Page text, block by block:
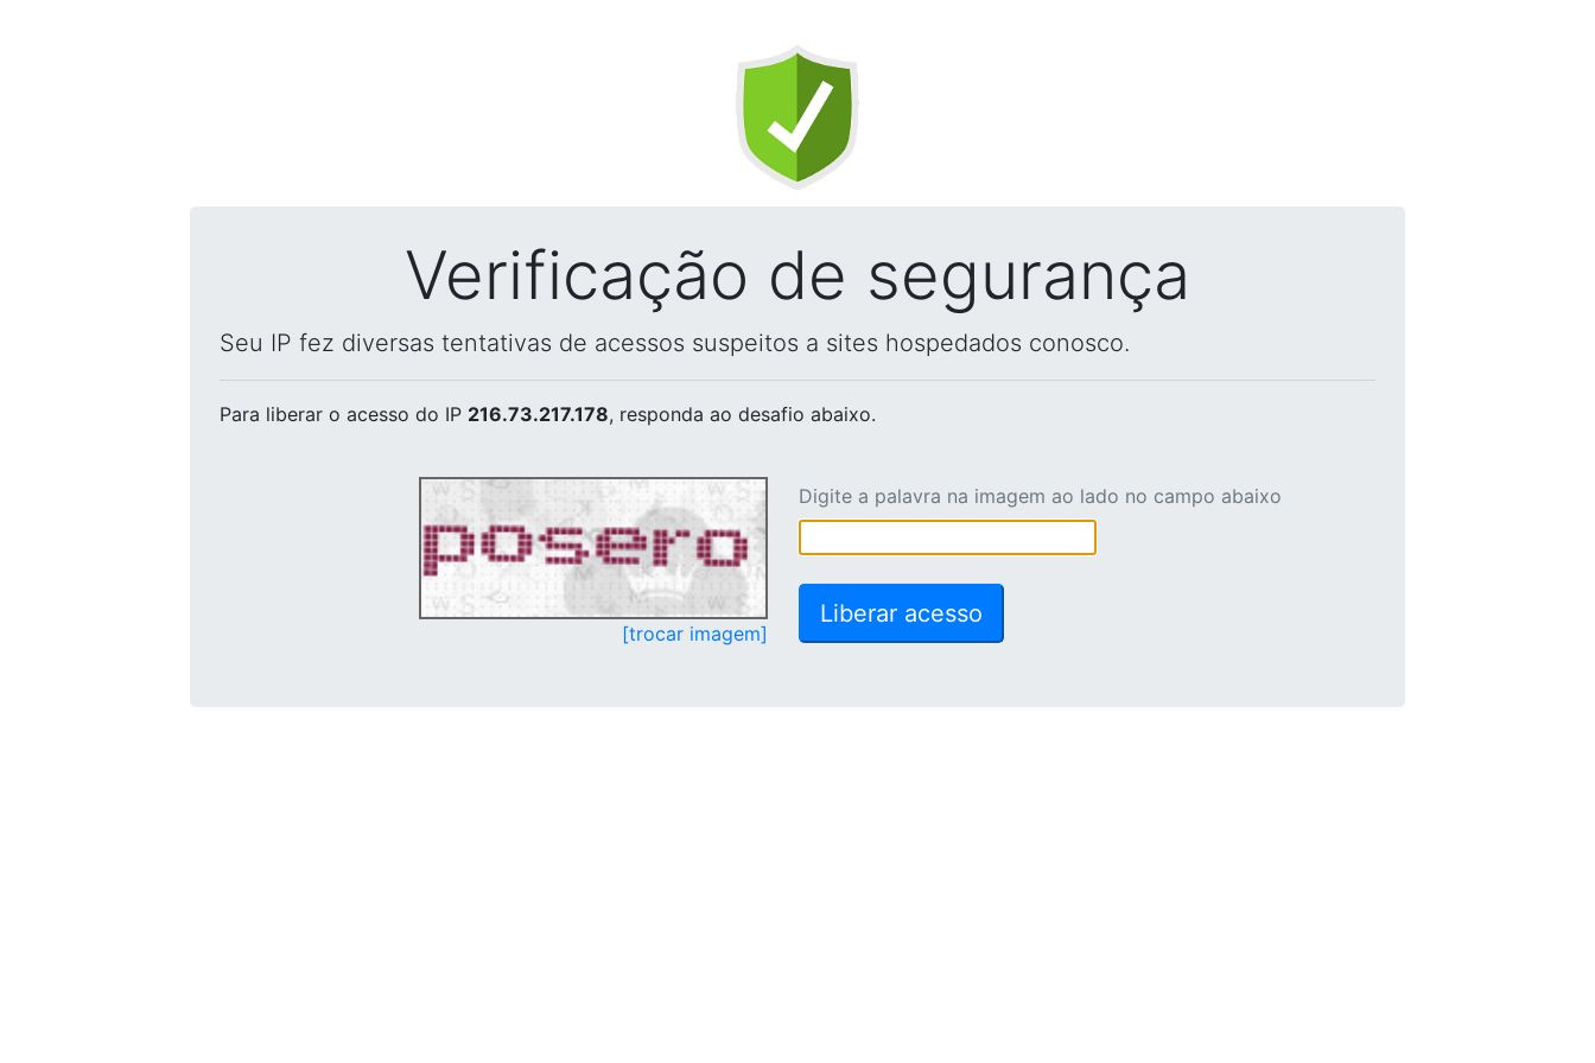
Verificação de segurança
Seu IP fez diversas tentativas de acessos suspeitos a sites hospedados conosco.
Para liberar o acesso do IP 216.73.217.178, responda ao desafio abaixo.
[trocar imagem]
Digite a palavra na imagem ao lado no campo abaixo